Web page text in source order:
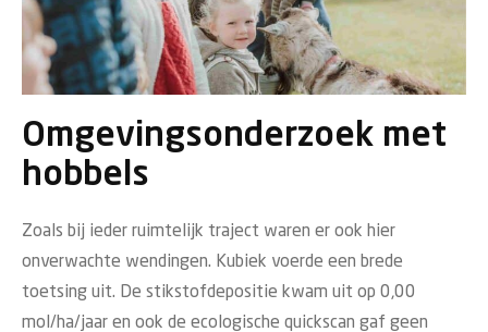
Omgevingsonderzoek met
hobbels
Zoals bij ieder ruimtelijk traject waren er ook hier
onverwachte wendingen. Kubiek voerde een brede
toetsing uit. De stikstofdepositie kwam uit op 0,00
mol/ha/jaar en ook de ecologische quickscan gaf geen